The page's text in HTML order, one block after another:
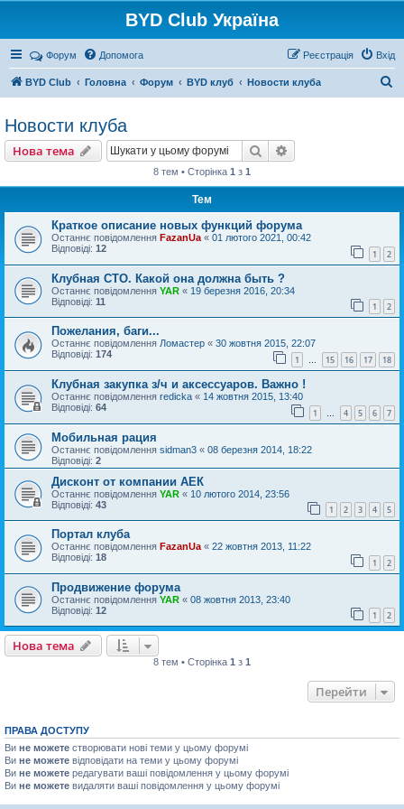
BYD Club Україна
Форум Допомога Вхід
Реєстрація
BYD Club Головна Форум BYD клуб Новости клуба
Новости клуба
Нова тема
Нова тема Пошук
8 тем • Сторінка 1 з 1
Тем
Краткое описание новых функций форума
Останнє повідомлення FazanUa « 01 лютого 2021, 00:42
Відповіді: 12 1 2
Клубная СТО. Какой она должна быть ?
Останнє повідомлення YAR « 19 березня 2016, 20:34
Відповіді: 11 1 2
Пожелания, баги...
Останнє повідомлення Ломастер « 30 жовтня 2015, 22:07
Відповіді: 174 1 … 15 16 17 18
Клубная закупка з/ч и аксессуаров. Важно !
Останнє повідомлення redicka « 14 жовтня 2015, 13:40
Відповіді: 64 1 … 4 5 6 7
Мобильная рация
Останнє повідомлення sidman3 « 08 березня 2014, 18:22
Відповіді: 2
Дисконт от компании АЕК
Останнє повідомлення YAR « 10 лютого 2014, 23:56
Відповіді: 43 1 2 3 4 5
Портал клуба
Останнє повідомлення FazanUa « 22 жовтня 2013, 11:22
Відповіді: 18 1 2
Продвижение форума
Останнє повідомлення YAR « 08 жовтня 2013, 23:40
Відповіді: 12 1 2
Нова тема
Нова тема
8 тем • Сторінка 1 з 1
Перейти
ПРАВА ДОСТУПУ
Ви не можете створювати нові теми у цьому форумі
Ви не можете відповідати на теми у цьому форумі
Ви не можете редагувати ваші повідомлення у цьому форумі
Ви не можете видаляти ваші повідомлення у цьому форумі